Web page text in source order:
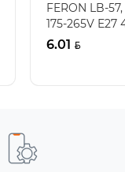
FERON LB-
175-265V
6.01